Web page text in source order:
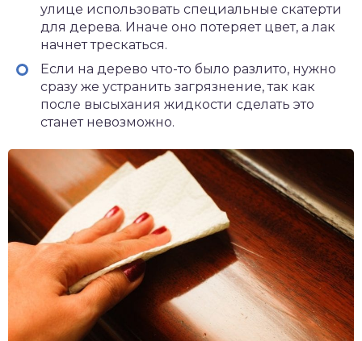
улице использовать специальные скатерти
для дерева. Иначе оно потеряет цвет, а лак
начнет трескаться.
Если на дерево что-то было разлито, нужно
сразу же устранить загрязнение, так как
после высыхания жидкости сделать это
станет невозможно.